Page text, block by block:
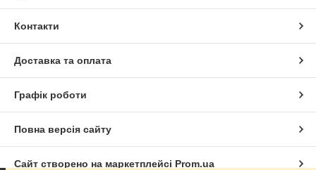
Контакти
Доставка та оплата
Графік роботи
Повна версія сайту
Сайт створено на маркетплейсі Prom.ua